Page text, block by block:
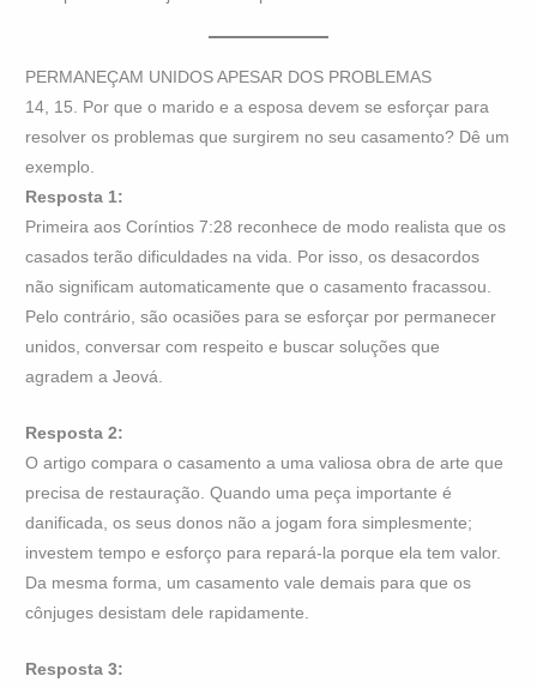
PERMANEÇAM UNIDOS APESAR DOS PROBLEMAS
14, 15. Por que o marido e a esposa devem se esforçar para
resolver os problemas que surgirem no seu casamento? Dê um
exemplo.
Resposta 1:
Primeira aos Coríntios 7:28 reconhece de modo realista que os
casados terão dificuldades na vida. Por isso, os desacordos
não significam automaticamente que o casamento fracassou.
Pelo contrário, são ocasiões para se esforçar por permanecer
unidos, conversar com respeito e buscar soluções que
agradem a Jeová.
Resposta 2:
O artigo compara o casamento a uma valiosa obra de arte que
precisa de restauração. Quando uma peça importante é
danificada, os seus donos não a jogam fora simplesmente;
investem tempo e esforço para repará-la porque ela tem valor.
Da mesma forma, um casamento vale demais para que os
cônjuges desistam dele rapidamente.
Resposta 3: